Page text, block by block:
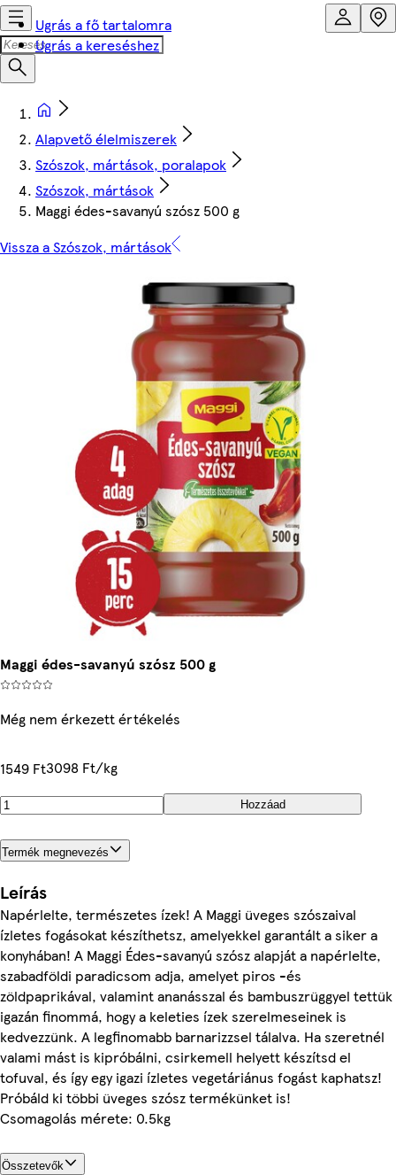
Ugrás a fő tartalomra
Ugrás a kereséshez
Alapvető élelmiszerek
Szószok, mártások, poralapok
Szószok, mártások
Maggi édes-savanyú szósz 500 g
Vissza a Szószok, mártások
Maggi édes-savanyú szósz 500 g
Még nem érkezett értékelés
1549 Ft3098 Ft/kg
Hozzáad
Termék megnevezés
Leírás
Napérlelte, természetes ízek! A Maggi üveges szószaival
ízletes fogásokat készíthetsz, amelyekkel garantált a siker a
konyhában! A Maggi Édes-savanyú szósz alapját a napérlelte,
szabadföldi paradicsom adja, amelyet piros -és
zöldpaprikával, valamint ananásszal és bambuszrüggyel tettük
igazán finommá, hogy a keleties ízek szerelmeseinek is
kedvezzünk. A legfinomabb barnarizzsel tálalva. Ha szeretnél
valami mást is kipróbálni, csirkemell helyett készítsd el
tofuval, és így egy igazi ízletes vegetáriánus fogást kaphatsz!
Próbáld ki többi üveges szósz termékünket is!
Csomagolás mérete: 0.5kg
Összetevők